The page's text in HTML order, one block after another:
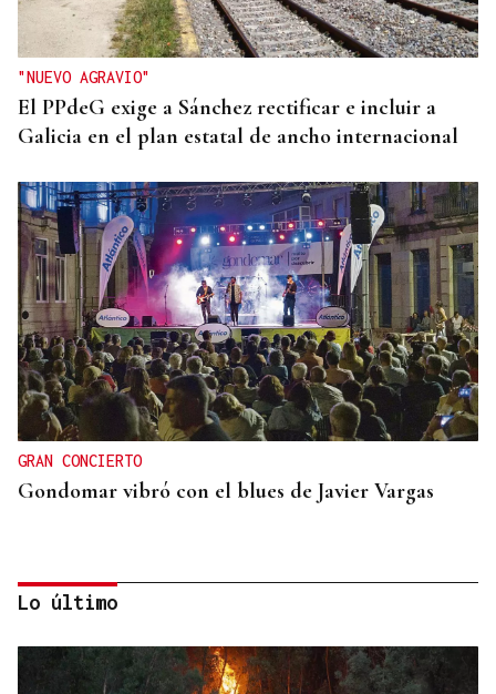
"NUEVO AGRAVIO"
El PPdeG exige a Sánchez rectificar e incluir a
Galicia en el plan estatal de ancho internacional
GRAN CONCIERTO
Gondomar vibró con el blues de Javier Vargas
Lo último